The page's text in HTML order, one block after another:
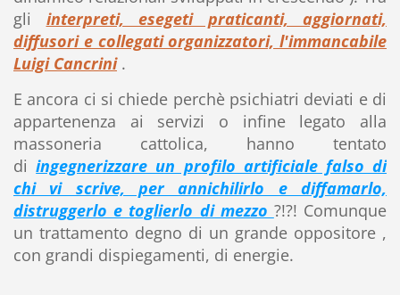
gli interpreti, esegeti praticanti, aggiornati,
diffusori e collegati organizzatori, l'immancabile
Luigi Cancrini.
E ancora ci si chiede perchè psichiatri deviati e di
appartenenza ai servizi o infine legato alla
massoneria cattolica, hanno tentato
diingegnerizzare un profilo artificiale falso di
chi vi scrive, per annichilirlo e diffamarlo,
distruggerlo e toglierlo di mezzo ?!?! Comunque
un trattamento degno di un grande oppositore ,
con grandi dispiegamenti, di energie.